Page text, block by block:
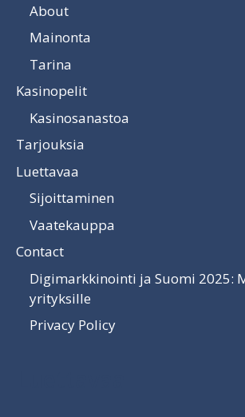
About
Mainonta
Tarina
Kasinopelit
Kasinosanastoa
Tarjouksia
Luettavaa
Sijoittaminen
Vaatekauppa
Contact
Digimarkkinointi ja Suomi 2025:
yrityksille
Privacy Policy